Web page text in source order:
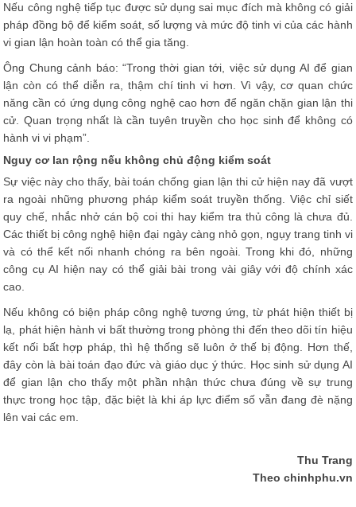
Nếu công nghệ tiếp tục được sử dụng sai mục đích mà không có giải
pháp đồng bộ để kiểm soát, số lượng và mức độ tinh vi của các hành
vi gian lận hoàn toàn có thể gia tăng.
Ông Chung cảnh báo: “Trong thời gian tới, việc sử dụng AI để gian
lận còn có thể diễn ra, thậm chí tinh vi hơn. Vì vậy, cơ quan chức
năng cần có ứng dụng công nghệ cao hơn để ngăn chặn gian lận thi
cử. Quan trọng nhất là cần tuyên truyền cho học sinh để không có
hành vi vi phạm”.
Nguy cơ lan rộng nếu không chủ động kiểm soát
Sự việc này cho thấy, bài toán chống gian lận thi cử hiện nay đã vượt
ra ngoài những phương pháp kiểm soát truyền thống. Việc chỉ siết
quy chế, nhắc nhở cán bộ coi thi hay kiểm tra thủ công là chưa đủ.
Các thiết bị công nghệ hiện đại ngày càng nhỏ gọn, ngụy trang tinh vi
và có thể kết nối nhanh chóng ra bên ngoài. Trong khi đó, những
công cụ AI hiện nay có thể giải bài trong vài giây với độ chính xác
cao.
Nếu không có biện pháp công nghệ tương ứng, từ phát hiện thiết bị
lạ, phát hiện hành vi bất thường trong phòng thi đến theo dõi tín hiệu
kết nối bất hợp pháp, thì hệ thống sẽ luôn ở thế bị động. Hơn thế,
đây còn là bài toán đạo đức và giáo dục ý thức. Học sinh sử dụng AI
để gian lận cho thấy một phần nhận thức chưa đúng về sự trung
thực trong học tập, đặc biệt là khi áp lực điểm số vẫn đang đè nặng
lên vai các em.
Thu Trang
Theo chinhphu.vn